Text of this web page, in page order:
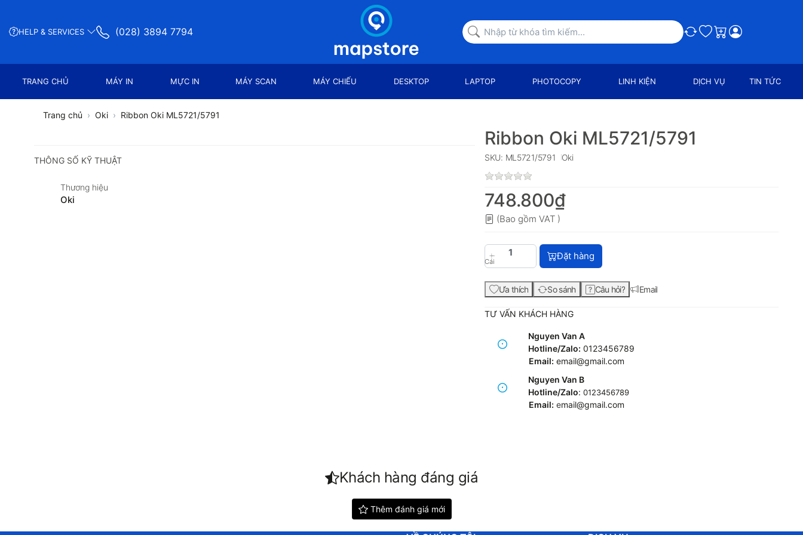
HELP & SERVICES (028) 3894 7794 So sánh
Ưa thích
Giỏ hàng
TRANG CHỦ MÁY IN MỰC IN MÁY SCAN MÁY CHIẾU DESKTOP LAPTOP PHOTOCOPY LINH KIỆN DỊCH VỤ TIN TỨC
Trang chủ Oki Ribbon Oki ML5721/5791
THÔNG SỐ KỸ THUẬT
Thương hiệu
Oki
Ribbon Oki ML5721/5791
SKU: ML5721/5791 Oki
748.800₫
(Bao gồm VAT )
Cái
Ribbon Oki ML5721/5791 với giá 748.800₫, số lượng 1.
Đặt hàng
Ưa thích So sánh Câu hỏi? Email
TƯ VẤN KHÁCH HÀNG
Nguyen Van A
Hotline/Zalo: 0123456789
Email: email@gmail.com
Nguyen Van B
Hotline/Zalo: 0123456789
Email: email@gmail.com
Khách hàng đáng giá
Thêm đánh giá mới